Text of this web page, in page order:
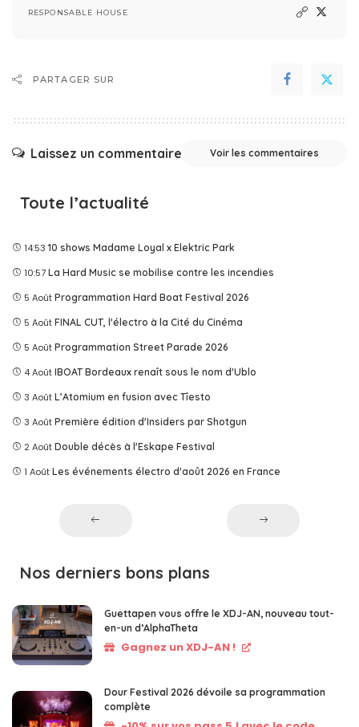
RESPONSABLE HOUSE
PARTAGER SUR
Laissez un commentaire Voir les commentaires
Toute l’actualité
14:53 10 shows Madame Loyal x Elektric Park
10:57 La Hard Music se mobilise contre les incendies
5 Août Programmation Hard Boat Festival 2026
5 Août FINAL CUT, l'électro à la Cité du Cinéma
5 Août Programmation Street Parade 2026
4 Août IBOAT Bordeaux renaît sous le nom d'Ublo
3 Août L’Atomium en fusion avec Tîesto
3 Août Première édition d'Insiders par Shotgun
2 Août Double décès à l'Eskape Festival
1 Août Les événements électro d'août 2026 en France
Nos derniers bons plans
Guettapen vous offre le XDJ-AN, nouveau tout-
en-un d’AlphaTheta
Gagnez un XDJ-AN !
Dour Festival 2026 dévoile sa programmation
complète